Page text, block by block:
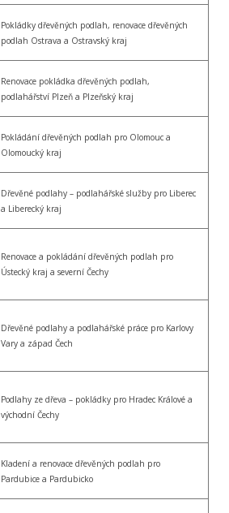
Pokládky dřevěných podlah, renovace dřevěných
podlah Ostrava a Ostravský kraj
Renovace pokládka dřevěných podlah,
podlahářství Plzeň a Plzeňský kraj
Pokládání dřevěných podlah pro Olomouc a
Olomoucký kraj
Dřevěné podlahy – podlahářské služby pro Liberec
a Liberecký kraj
Renovace a pokládání dřevěných podlah pro
Ústecký kraj a severní Čechy
Dřevěné podlahy a podlahářské práce pro Karlovy
Vary a západ Čech
Podlahy ze dřeva – pokládky pro Hradec Králové a
východní Čechy
Kladení a renovace dřevěných podlah pro
Pardubice a Pardubicko